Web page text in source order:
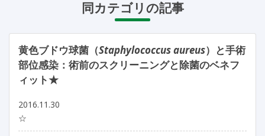
同カテゴリの記事
黄色ブドウ球菌（Staphylococcus aureus）と手術
部位感染：術前のスクリーニングと除菌のベネフ
ィット★
2016.11.30
☆